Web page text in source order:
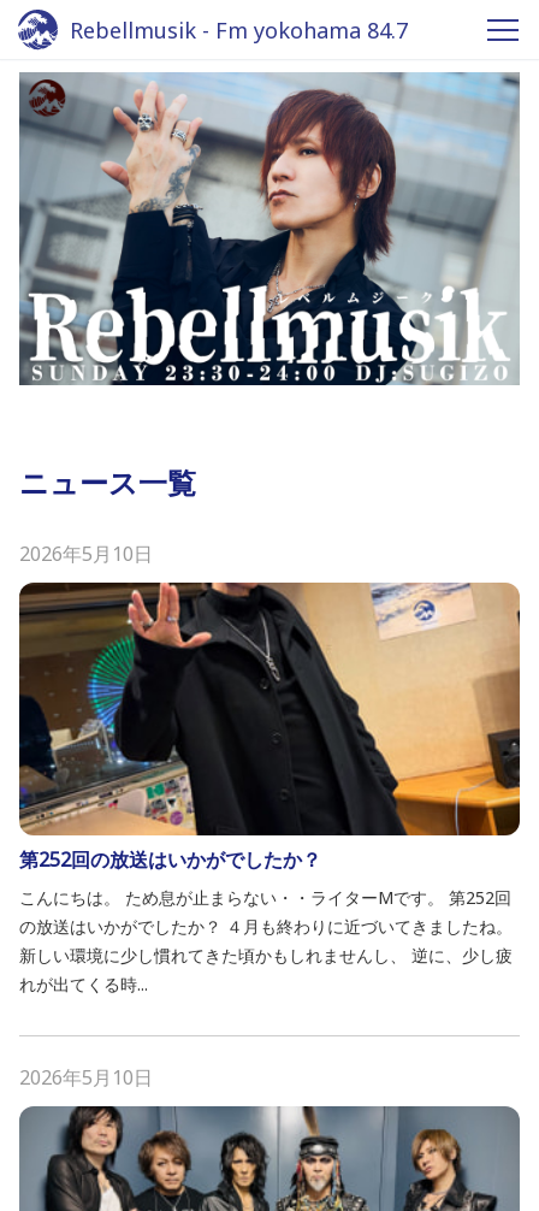
Rebellmusik - Fm yokohama 84.7
ニュース一覧
2026年5月10日
第252回の放送はいかがでしたか？
こんにちは。 ため息が止まらない・・ライターMです。 第252回
の放送はいかがでしたか？ ４月も終わりに近づいてきましたね。
新しい環境に少し慣れてきた頃かもしれませんし、 逆に、少し疲
れが出てくる時...
2026年5月10日